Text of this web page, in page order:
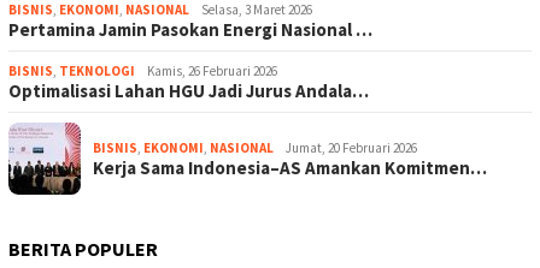
BISNIS, EKONOMI, NASIONAL Selasa, 3 Maret 2026
Pertamina Jamin Pasokan Energi Nasional …
BISNIS, TEKNOLOGI Kamis, 26 Februari 2026
Optimalisasi Lahan HGU Jadi Jurus Andala…
BISNIS, EKONOMI, NASIONAL Jumat, 20 Februari 2026
Kerja Sama Indonesia–AS Amankan Komitmen…
BERITA POPULER